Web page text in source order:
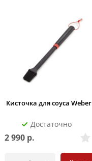
Кисточка для соуса Weber
Достаточно
2 990 р.